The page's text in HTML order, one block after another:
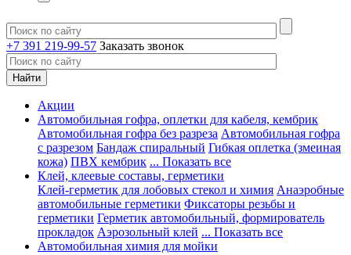
+7 391 219-99-57 Заказать звонок
Акции
Автомобильная гофра, оплетки для кабеля, кембрик
Автомобильная гофра без разреза Автомобильная гофра
с разрезом Бандаж спиральный Гибкая оплетка (змеиная
кожа) ПВХ кембрик ... Показать все
Клей, клеевые составы, герметики
Клей-герметик для лобовых стекол и химия Анаэробные
автомобильные герметики Фиксаторы резьбы и
герметики Герметик автомобильный, формирователь
прокладок Аэрозольный клей ... Показать все
Автомобильная химия для мойки